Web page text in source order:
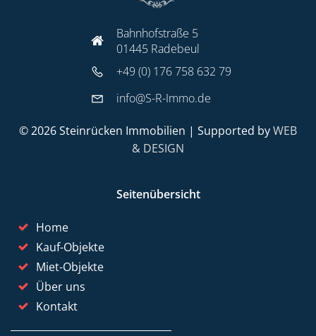
Bahnhofstraße 5
01445 Radebeul
+49 (0) 176 758 632 79
info@S-R-Immo.de
© 2026 Steinrücken Immobilien | Supported byWEB
& DESIGN
Seitenübersicht
Home
Kauf-Objekte
Miet-Objekte
Über uns
Kontakt